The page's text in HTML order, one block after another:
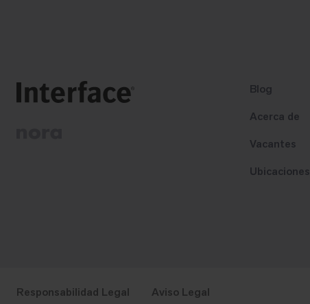
Blog
Acerca de
Vacantes
Ubicaciones
Responsabilidad Legal Aviso Legal